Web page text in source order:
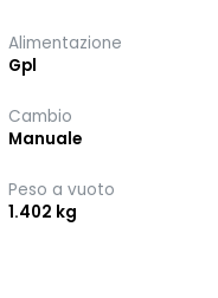
Alimentazione
Gpl
Cambio
Manuale
Peso a vuoto
1.402 kg